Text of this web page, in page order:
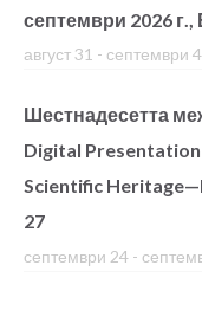
септември 2026
август 31 - септември 4
Шестнадесетта
Digital
Scientific
27
септември 24 -